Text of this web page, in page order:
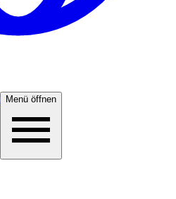
Menü öffnen